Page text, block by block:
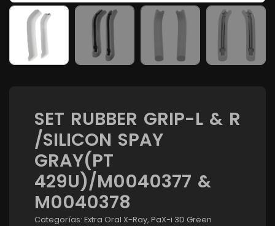
SET RUBBER GRIP-L & R
/SILICON SPAY
GRAY(PT
429U)/M0040377 &
M0040378
Categorías: Extra Oral X-Ray, PaX-i 3D Green